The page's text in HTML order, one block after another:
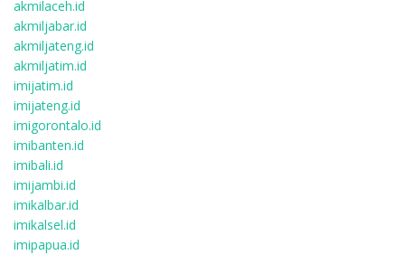
akmilaceh.id
akmiljabar.id
akmiljateng.id
akmiljatim.id
imijatim.id
imijateng.id
imigorontalo.id
imibanten.id
imibali.id
imijambi.id
imikalbar.id
imikalsel.id
imipapua.id